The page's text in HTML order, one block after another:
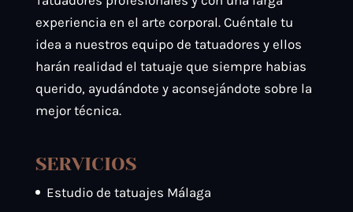
experiencia en el arte corporal. Cuéntale tu
idea a nuestros equipo de tatuadores y ellos
harán realidad el tatuaje que siempre habias
querido, ayudándote y aconsejándote sobre la
mejor técnica.
SERVICIOS
Estudio de tatuajes Málaga